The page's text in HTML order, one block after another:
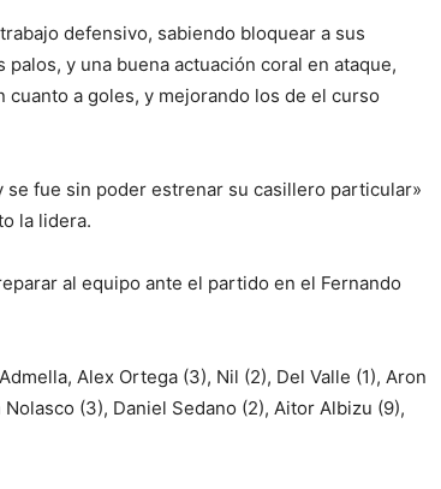
defensivo, sabiendo bloquear a sus
y una buena actuación coral en ataque,
a goles, y mejorando los de el curso
fue sin poder estrenar su casillero particular»
la lidera.
al equipo ante el partido en el Fernando
Alex Ortega (3), Nil (2), Del Valle (1), Aron
(3), Daniel Sedano (2), Aitor Albizu (9),